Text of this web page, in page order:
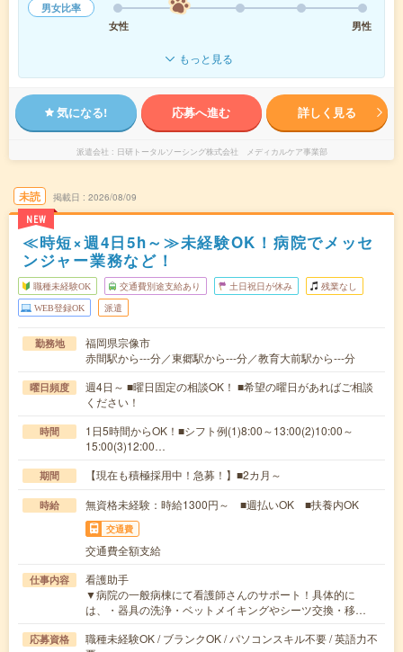
男女比率
女性
男性
もっと見る
気になる! 応募へ進む 詳しく見る
派遣会社 日研トータルソーシング株式会社 メディカルケア事業部
未読
NEW
掲載日 2026/08/09
≪時短×週4日5h～≫未経験OK！病院でメッセ
ンジャー業務など！
職種未経験OK 交通費別途支給あり 土日祝日が休み 残業なし
WEB登録OK 派遣
勤務地
福岡県宗像市
赤間駅から---分／東郷駅から---分／教育大前駅から---分
曜日頻度
週4日～ ■曜日固定の相談OK！ ■希望の曜日があればご相談
ください！
時間
1日5時間からOK！■シフト例(1)8:00～13:00(2)10:00～
15:00(3)12:00…
期間 【現在も積極採用中！急募！】■2カ月～
時給 無資格未経験：時給1300円～ ■週払いOK ■扶養内OK
交通費
交通費全額支給
仕事内容
看護助手
▼病院の一般病棟にて看護師さんのサポート！具体的に
は、・器具の洗浄・ベットメイキングやシーツ交換・移…
応募資格
職種未経験OK / ブランクOK / パソコンスキル不要 / 英語力不